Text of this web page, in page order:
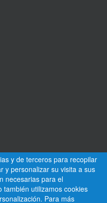
y de terceros para recopilar
y personalizar su visita a sus
necesarias para el
también utilizamos cookies
Para más